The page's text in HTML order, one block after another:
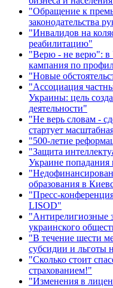
"Обращение к
законодательства
"Инвалидов на
реабилитацию"
"Верю - не верю": в
кампания по
"Новые
"Ассоциация
Украины: цель
деятельности"
"Не верь словам -
стартует
"500-летие
"Защита
Украине
образования в
"Пресс-
LISOD"
"Антирелигиозные
украинского
"В течение шести
субсидии и льготы
"Сколько стоит
страхованием!"
"Изменения в